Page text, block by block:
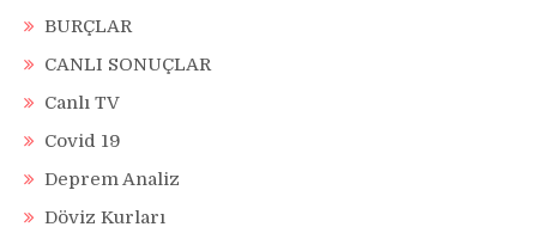
BURÇLAR
CANLI SONUÇLAR
Canlı TV
Covid 19
Deprem Analiz
Döviz Kurları